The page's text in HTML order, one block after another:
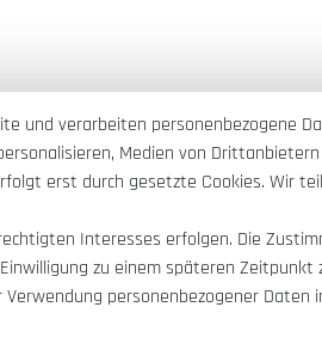
und verarbeiten personenbezogene
Medien von
erst durch gesetzte Cookies. Wir
Interesses erfolgen. Die
zu einem späteren Zeitpunkt
personenbezogener Daten